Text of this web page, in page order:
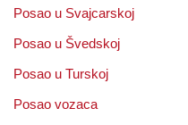
Posao u Svajcarskoj
Posao u Švedskoj
Posao u Turskoj
Posao vozaca